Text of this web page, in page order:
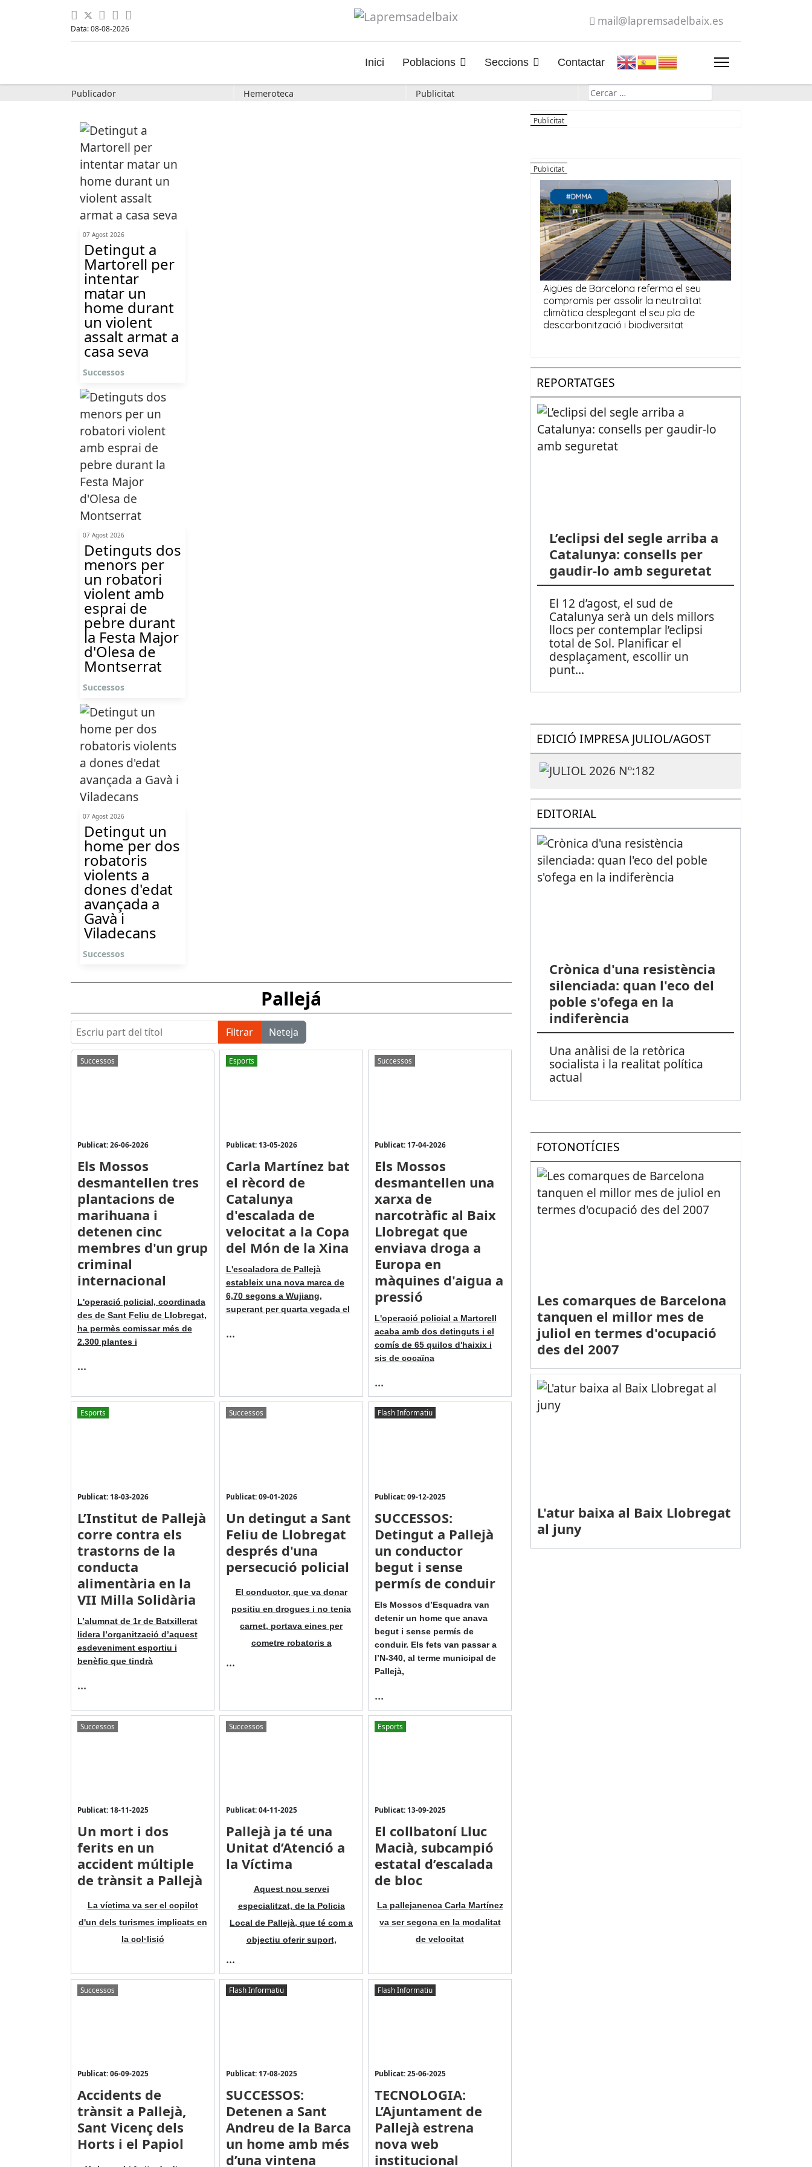
Data: 08-08-2026
mail@lapremsadelbaix.es
Inici Poblacions Seccions Contactar
Publicador Hemeroteca Publicitat Cerca
07 Agost 2026
Detingut a
Martorell per
intentar
matar un
home durant
un violent
assalt armat a
casa seva
Successos
07 Agost 2026
Detinguts dos
menors per
un robatori
violent amb
esprai de
pebre durant
la Festa Major
d'Olesa de
Montserrat
Successos
07 Agost 2026
Detingut un
home per dos
robatoris
violents a
dones d'edat
avançada a
Gavà i
Viladecans
Successos
Pallejá
Escriu part del títol Filtrar Neteja
Successos
Publicat: 26-06-2026
Els Mossos
desmantellen tres
plantacions de
marihuana i
detenen cinc
membres d'un grup
criminal
internacional
L'operació policial, coordinada
des de Sant Feliu de Llobregat,
ha permès comissar més de
2.300 plantes i
...
Esports
Publicat: 13-05-2026
Carla Martínez bat
el rècord de
Catalunya
d'escalada de
velocitat a la Copa
del Món de la Xina
L'escaladora de Pallejà
estableix una nova marca de
6,70 segons a Wujiang,
superant per quarta vegada el
...
Successos
Publicat: 17-04-2026
Els Mossos
desmantellen una
xarxa de
narcotràfic al Baix
Llobregat que
enviava droga a
Europa en
màquines d'aigua a
pressió
L'operació policial a Martorell
acaba amb dos detinguts i el
comís de 65 quilos d'haixix i
sis de cocaïna
...
Esports
Publicat: 18-03-2026
L’Institut de Pallejà
corre contra els
trastorns de la
conducta
alimentària en la
VII Milla Solidària
L’alumnat de 1r de Batxillerat
lidera l’organització d’aquest
esdeveniment esportiu i
benèfic que tindrà
...
Successos
Publicat: 09-01-2026
Un detingut a Sant
Feliu de Llobregat
després d'una
persecució policial
El conductor, que va donar
positiu en drogues i no tenia
carnet, portava eines per
cometre robatoris a
...
Flash Informatiu
Publicat: 09-12-2025
SUCCESSOS:
Detingut a Pallejà
un conductor
begut i sense
permís de conduir
Els Mossos d’Esquadra van
detenir un home que anava
begut i sense permís de
conduir. Els fets van passar a
l’N-340, al terme municipal de
Pallejà,
...
Successos
Publicat: 18-11-2025
Un mort i dos
ferits en un
accident múltiple
de trànsit a Pallejà
La víctima va ser el copilot
d'un dels turismes implicats en
la col·lisió
Successos
Publicat: 04-11-2025
Pallejà ja té una
Unitat d’Atenció a
la Víctima
Aquest nou servei
especialitzat, de la Policia
Local de Pallejà, que té com a
objectiu oferir suport,
...
Esports
Publicat: 13-09-2025
El collbatoní Lluc
Macià, subcampió
estatal d’escalada
de bloc
La pallejanenca Carla Martínez
va ser segona en la modalitat
de velocitat
Successos
Publicat: 06-09-2025
Accidents de
trànsit a Pallejà,
Sant Vicenç dels
Horts i el Papiol
Flash Informatiu
Publicat: 17-08-2025
SUCCESSOS:
Detenen a Sant
Andreu de la Barca
un home amb més
d’una vintena
Flash Informatiu
Publicat: 25-06-2025
TECNOLOGIA:
L’Ajuntament de
Pallejà estrena
nova web
institucional
REPORTATGES
L’eclipsi del segle arriba a
Catalunya: consells per
gaudir-lo amb seguretat
El 12 d’agost, el sud de
Catalunya serà un dels millors
llocs per contemplar l’eclipsi
total de Sol. Planificar el
desplaçament, escollir un
punt...
EDICIÓ IMPRESA JULIOL/AGOST
EDITORIAL
Crònica d'una resistència
silenciada: quan l'eco del
poble s'ofega en la
indiferència
Una anàlisi de la retòrica
socialista i la realitat política
actual
FOTONOTÍCIES
Les comarques de Barcelona
tanquen el millor mes de
juliol en termes d'ocupació
des del 2007
L'atur baixa al Baix Llobregat
al juny